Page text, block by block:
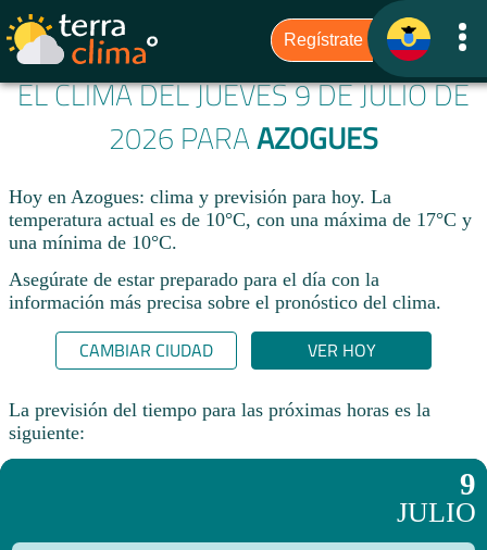
EL CLIMA DEL JUEVES 9 DE JULIO DE
2026 PARAAZOGUES
Hoy en Azogues: clima y previsión para hoy. La
temperatura actual es de 10°C, con una máxima de 17°C y
una mínima de 10°C.​
Asegúrate de estar preparado para el día con la
información más precisa sobre el pronóstico del clima.
CAMBIAR CIUDAD VER HOY
La previsión del tiempo para las próximas horas es la
siguiente:
9
JULIO